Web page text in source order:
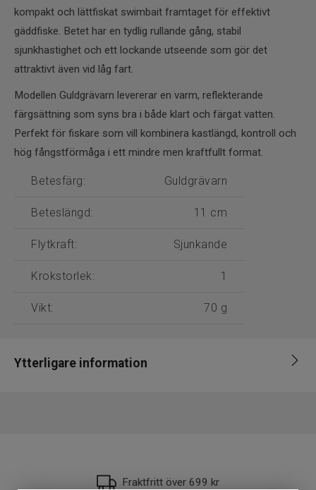
kompakt och lättfiskat swimbait framtaget för effektivt
gäddfiske. Betet har en tydlig rullande gång, stabil
sjunkhastighet och ett lockande utseende som gör det
attraktivt även vid låg fart.
Modellen Guldgrävarn levererar en varm, reflekterande
färgsättning som syns bra i både klart och färgat vatten.
Perfekt för fiskare som vill kombinera kastlängd, kontroll och
hög fångstförmåga i ett mindre men kraftfullt format.
Betesfärg: Guldgrävarn
Beteslängd: 11 cm
Flytkraft: Sjunkande
Krokstorlek: 1
Vikt: 70 g
Ytterligare information
Fraktfritt över 699 kr